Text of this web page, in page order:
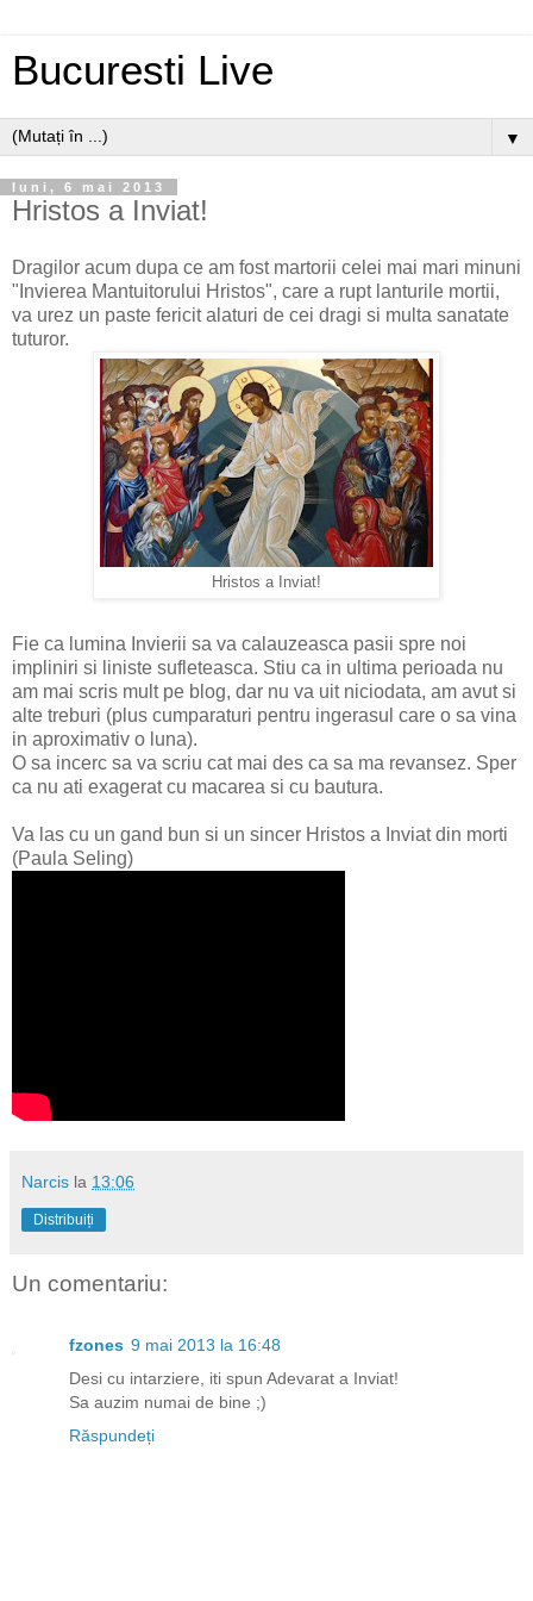
Bucuresti Live
▼
luni, 6 mai 2013
Hristos a Inviat!
Dragilor acum dupa ce am fost martorii celei mai mari minuni
"Invierea Mantuitorului Hristos", care a rupt lanturile mortii,
va urez un paste fericit alaturi de cei dragi si multa sanatate
tuturor.
Hristos a Inviat!
Fie ca lumina Invierii sa va calauzeasca pasii spre noi
impliniri si liniste sufleteasca. Stiu ca in ultima perioada nu
am mai scris mult pe blog, dar nu va uit niciodata, am avut si
alte treburi (plus cumparaturi pentru ingerasul care o sa vina
in aproximativ o luna).
O sa incerc sa va scriu cat mai des ca sa ma revansez. Sper
ca nu ati exagerat cu macarea si cu bautura.
Va las cu un gand bun si un sincer Hristos a Inviat din morti
(Paula Seling)
Narcis la 13:06
Distribuiți
Un comentariu:
fzones 9 mai 2013 la 16:48
Desi cu intarziere, iti spun Adevarat a Inviat!
Sa auzim numai de bine ;)
Răspundeți